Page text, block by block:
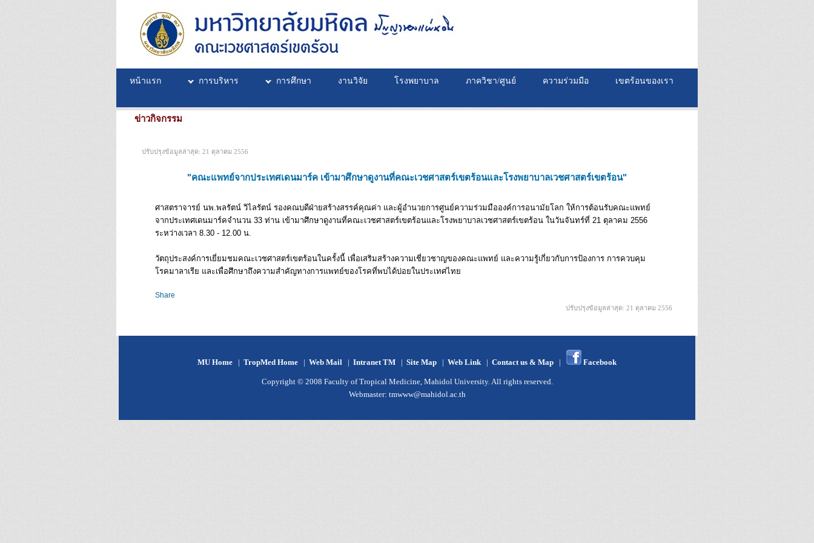
หน้าแรก การบริหาร การศึกษา งานวิจัย โรงพยาบาล ภาควิชา/ศูนย์ ความร่วมมือ เขตร้อนของเรา
ข่าวกิจกรรม
ปรับปรุงข้อมูลล่าสุด: 21 ตุลาคม 2556
"คณะแพทย์จากประเทศเดนมาร์ค เข้ามาศึกษาดูงานที่คณะเวชศาสตร์เขตร้อนและโรงพยาบาลเวชศาสตร์เขตร้อน"
ศาสตราจารย์ นพ.พลรัตน์ วิไลรัตน์ รองคณบดีฝ่ายสร้างสรรค์คุณค่า และผู้อำนวยการศูนย์ความร่วมมือองค์การอนามัยโลก ให้การต้อนรับคณะแพทย์
จากประเทศเดนมาร์คจำนวน 33 ท่าน เข้ามาศึกษาดูงานที่คณะเวชศาสตร์เขตร้อนและโรงพยาบาลเวชศาสตร์เขตร้อน ในวันจันทร์ที่ 21 ตุลาคม 2556
ระหว่างเวลา 8.30 - 12.00 น.
วัตถุประสงค์การเยี่ยมชมคณะเวชศาสตร์เขตร้อนในครั้งนี้ เพื่อเสริมสร้างความเชี่ยวชาญของคณะแพทย์ และความรู้เกี่ยวกับการป้องการ การควบคุม
โรคมาลาเรีย และเพื่อศึกษาถึงความสำคัญทางการแพทย์ของโรคที่พบได้บ่อยในประเทศไทย
Share
ปรับปรุงข้อมูลล่าสุด: 21 ตุลาคม 2556
MU Home | TropMed Home | Web Mail | Intranet TM | Site Map | Web Link | Contact us & Map | Facebook
Copyright © 2008 Faculty of Tropical Medicine, Mahidol University. All rights reserved.
Webmaster: tmwww@mahidol.ac.th